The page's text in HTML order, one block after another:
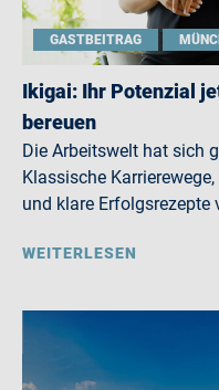
GASTBEITRAG
Ikigai: Ihr Potenzial
bereuen
Die Arbeitswelt hat sich
Klassische
und klare Erfolgsrezepte
WEITERLESEN